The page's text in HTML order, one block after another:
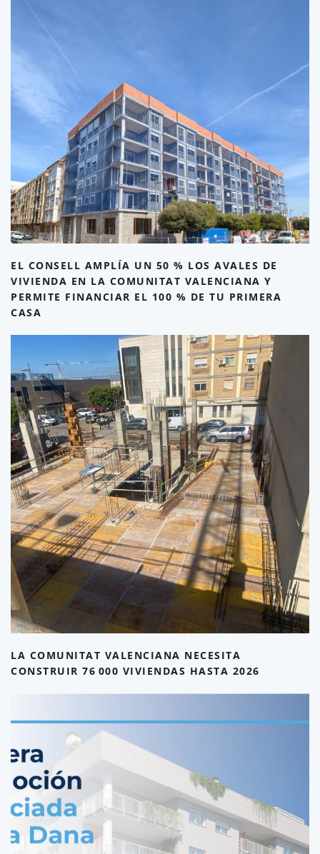
EL CONSELL AMPLÍA UN 50 % LOS AVALES DE
VIVIENDA EN LA COMUNITAT VALENCIANA Y
PERMITE FINANCIAR EL 100 % DE TU PRIMERA
CASA
LA COMUNITAT VALENCIANA NECESITA
CONSTRUIR 76 000 VIVIENDAS HASTA 2026